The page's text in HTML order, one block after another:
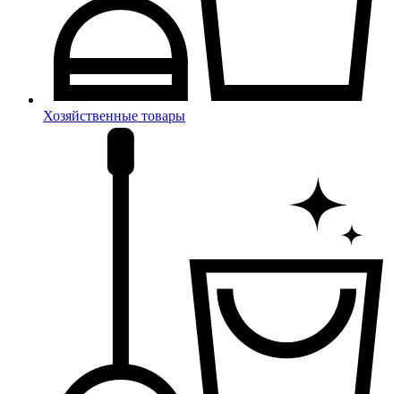
Хозяйственные товары